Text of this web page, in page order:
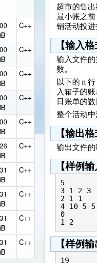
C++
C++
C++
C++
C++
C++
C++
C++
C++
C++
超市的售
最小账之
销活动投
【输入
输入文件的
数。
以下的 n
入箱子的
日账单的
整个活动
【输出
输出文件
【样例
5
3 1 2 3
2 1 1
4 10 5
0
【样例